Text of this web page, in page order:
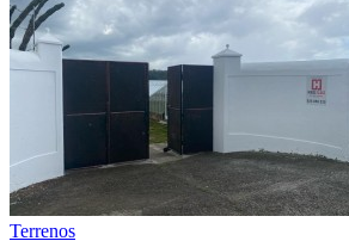
Terrenos